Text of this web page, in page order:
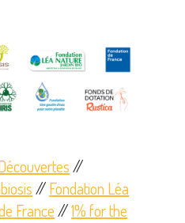
//
//Fondation Léa
France//1% for the